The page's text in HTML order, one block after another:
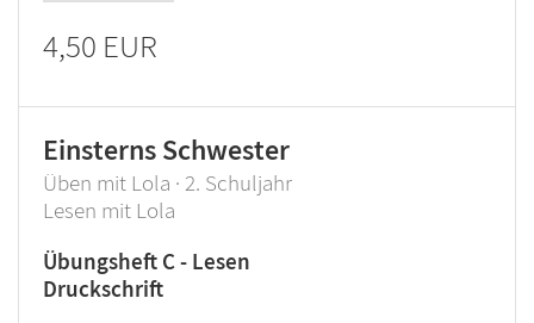
4,50 EUR
Einsterns Schwester
Üben mit Lola · 2. Schuljahr
Lesen mit Lola
Übungsheft C - Lesen
Druckschrift